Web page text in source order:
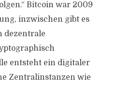
Bitcoin war 2009
inzwischen gibt es
dezentrale
entsteht ein digitaler
Zentralinstanzen wie